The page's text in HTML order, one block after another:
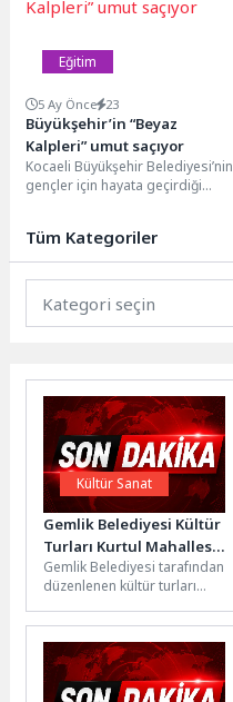
Eğitim
5 Ay Önce 23
Büyükşehir’in “Beyaz
Kalpleri” umut saçıyor
Kocaeli Büyükşehir Belediyesi’nin
gençler için hayata geçirdiği
Tüm Kategoriler
Kültür Sanat
Gemlik Belediyesi Kültür
Turları Kurtul Mahallesi
ile Devam Etti
Gemlik Belediyesi tarafından
düzenlenen kültür turları
Mahallesi sakinleri,
Bursa’nın tarihi ve...